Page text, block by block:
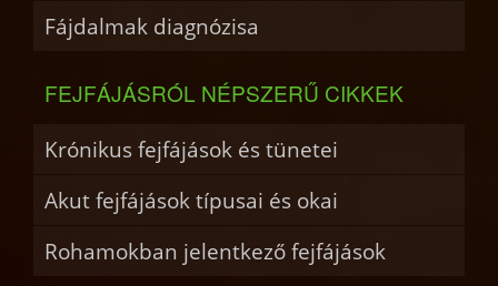
Fájdalmak diagnózisa
FEJFÁJÁSRÓL NÉPSZERŰ CIKKEK
Krónikus fejfájások és tünetei
Akut fejfájások típusai és okai
Rohamokban jelentkező fejfájások